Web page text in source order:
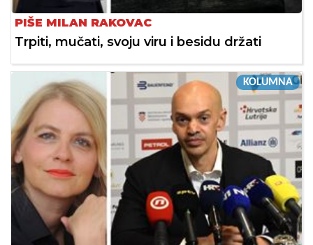
PIŠE MILAN RAKOVAC
Trpiti, mučati, svoju viru i besidu držati
KOLUMNA